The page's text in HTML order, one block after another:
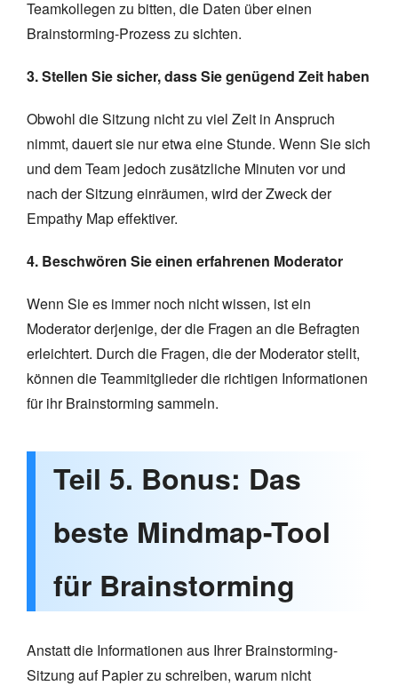
Teamkollegen zu bitten, die Daten über einen
Brainstorming-Prozess zu sichten.
3. Stellen Sie sicher, dass Sie genügend Zeit haben
Obwohl die Sitzung nicht zu viel Zeit in Anspruch
nimmt, dauert sie nur etwa eine Stunde. Wenn Sie sich
und dem Team jedoch zusätzliche Minuten vor und
nach der Sitzung einräumen, wird der Zweck der
Empathy Map effektiver.
4. Beschwören Sie einen erfahrenen Moderator
Wenn Sie es immer noch nicht wissen, ist ein
Moderator derjenige, der die Fragen an die Befragten
erleichtert. Durch die Fragen, die der Moderator stellt,
können die Teammitglieder die richtigen Informationen
für ihr Brainstorming sammeln.
Teil 5. Bonus: Das
beste Mindmap-Tool
für Brainstorming
Anstatt die Informationen aus Ihrer Brainstorming-
Sitzung auf Papier zu schreiben, warum nicht